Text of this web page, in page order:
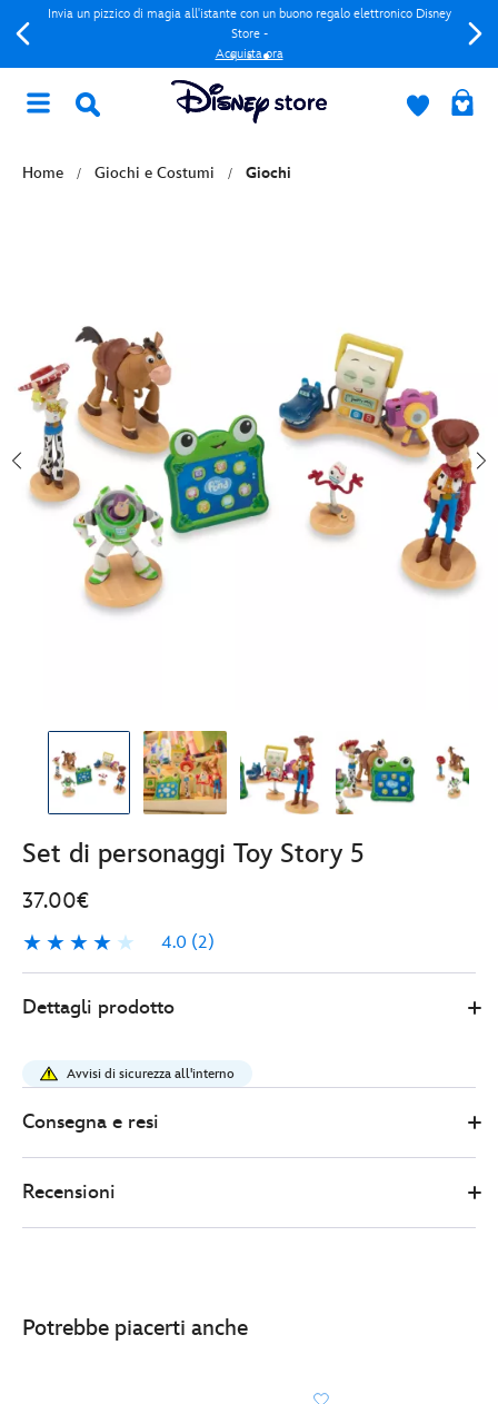
Invia un pizzico di magia all'istante con un buono regalo elettronico Disney
Store -
Acquista ora
Home Giochi e Costumi Giochi
Set di personaggi Toy Story 5
37.00€
4.0 (2)
4.0
2
Store
37.00
personaggi-
toy-
417130891741.html
http://schema.org/InStock
Dettagli prodotto
Avvisi di sicurezza all'interno
Consegna e resi
Recensioni
Potrebbe piacerti anche